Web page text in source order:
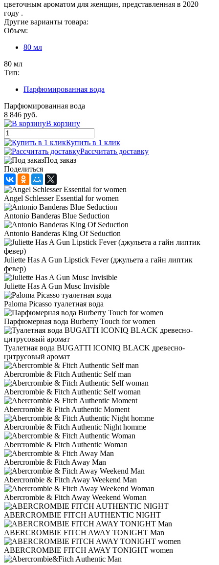
цветочным ароматом для женщин, представленная в 2020
году .
Другие варианты товара:
Объем:
80 мл
80 мл
Тип:
Парфюмированная вода
Парфюмированная вода
8 846 руб.
В корзину
Купить в 1 клик
Рассчитать доставку
Под заказ
Поделиться
Angel Schlesser Essential for women
Antonio Banderas Blue Seduction
Antonio Banderas King Of Seduction
Juliette Has A Gun Lipstick Fever (джульета а гайн липтик
февер)
Juliette Has A Gun Musc Invisible
Paloma Picasso туалетная вода
Парфюмерная вода Burberry Touch for women
Туалетная вода BUGATTI ICONIQ BLACK древесно-
цитрусовый аромат
Abercrombie & Fitch Authentic Self man
Abercrombie & Fitch Authentic Self woman
Abercrombie & Fitch Authentic Moment
Abercrombie & Fitch Authentic Night homme
Abercrombie & Fitch Authentic Woman
Abercrombie & Fitch Away Man
Abercrombie & Fitch Away Weekend Man
Abercrombie & Fitch Away Weekend Woman
ABERCROMBIE FITCH AUTHENTIC NIGHT
ABERCROMBIE FITCH AWAY TONIGHT Man
ABERCROMBIE FITCH AWAY TONIGHT women